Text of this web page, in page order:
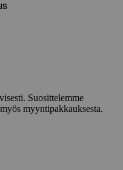
Suosittelemme
myyntipakkauksesta.